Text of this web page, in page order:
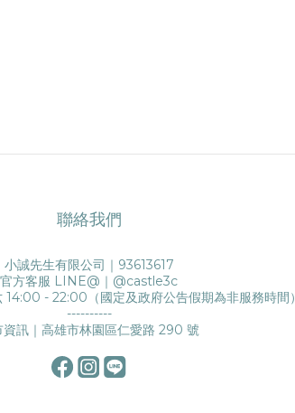
聯絡我們
小誠先生有限公司｜93613617
官方客服 LINE@｜ @castle3c
14:00 - 22:00（國定及政府公告假期為非服務時間）
----------
資訊｜高雄市林園區仁愛路 290 號